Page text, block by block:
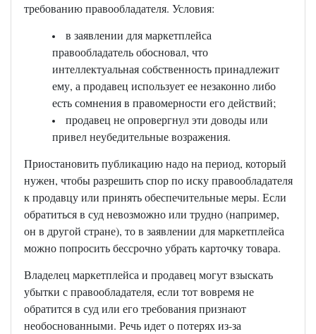
требованию правообладателя. Условия:
в заявлении для маркетплейса
правообладатель обосновал, что
интеллектуальная собственность принадлежит
ему, а продавец использует ее незаконно либо
есть сомнения в правомерности его действий;
продавец не опровергнул эти доводы или
привел неубедительные возражения.
Приостановить публикацию надо на период, который
нужен, чтобы разрешить спор по иску правообладателя
к продавцу или принять обеспечительные меры. Если
обратиться в суд невозможно или трудно (например,
он в другой стране), то в заявлении для маркетплейса
можно попросить бессрочно убрать карточку товара.
Владелец маркетплейса и продавец могут взыскать
убытки с правообладателя, если тот вовремя не
обратится в суд или его требования признают
необоснованными. Речь идет о потерях из-за